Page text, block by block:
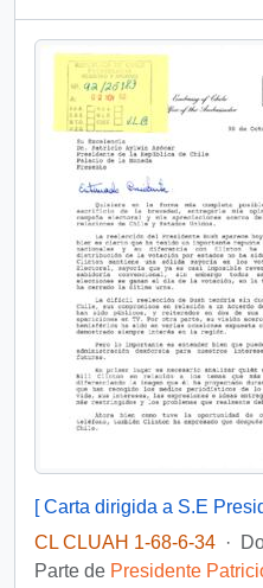
[ Carta dirigida a S.E
CL CLUAH 1-68-6-34 ·
Parte de Presidente